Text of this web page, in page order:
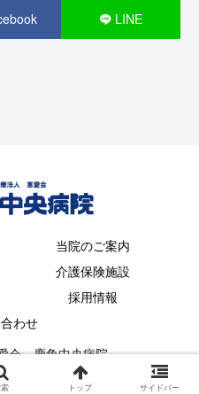
LINE
当院のご案内
介護保険施設
採用情報
わせ
会 鹿角中央病院.
トップ サイドバー